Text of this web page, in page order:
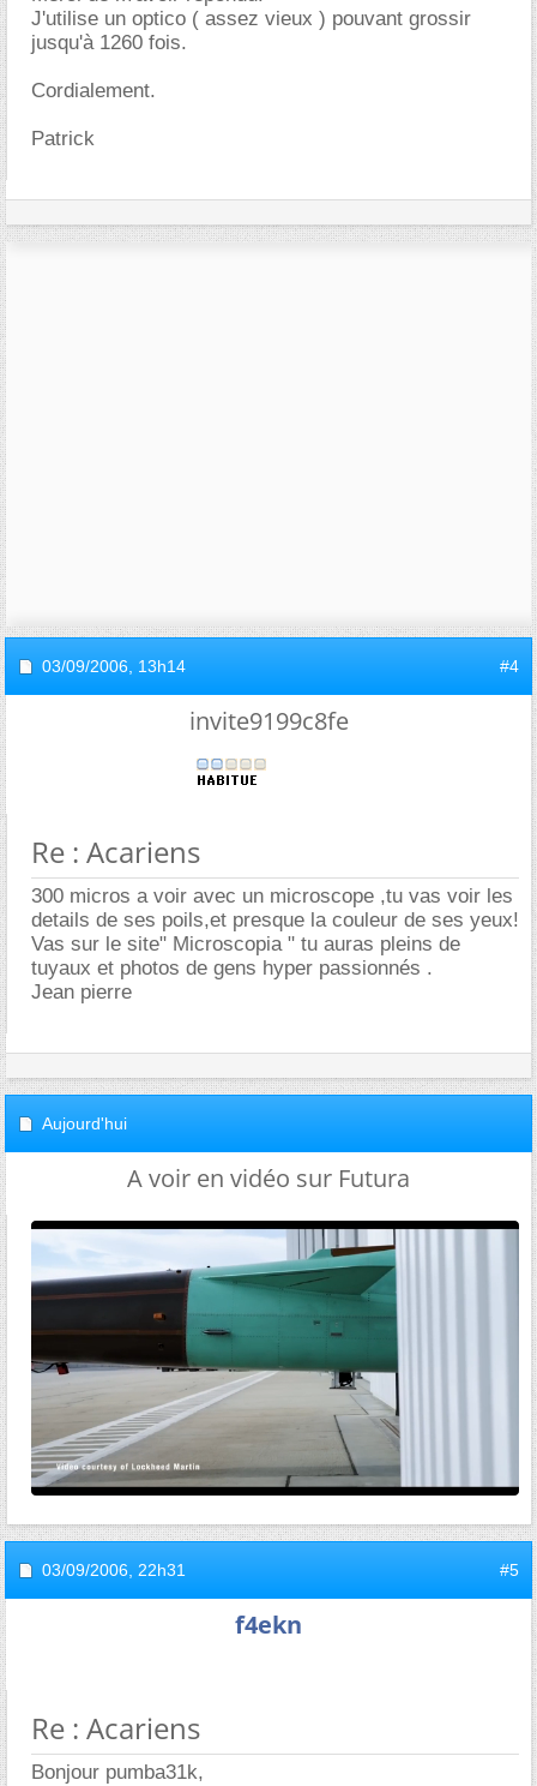
J'utilise un optico ( assez vieux ) pouvant grossir
jusqu'à 1260 fois.
Cordialement.
Patrick
03/09/2006, 13h14 #4
invite9199c8fe
Re : Acariens
300 micros a voir avec un microscope ,tu vas voir les
details de ses poils,et presque la couleur de ses yeux!
Vas sur le site" Microscopia " tu auras pleins de
tuyaux et photos de gens hyper passionnés .
Jean pierre
Aujourd'hui
A voir en vidéo sur Futura
03/09/2006, 22h31 #5
f4ekn
Re : Acariens
Bonjour pumba31k,